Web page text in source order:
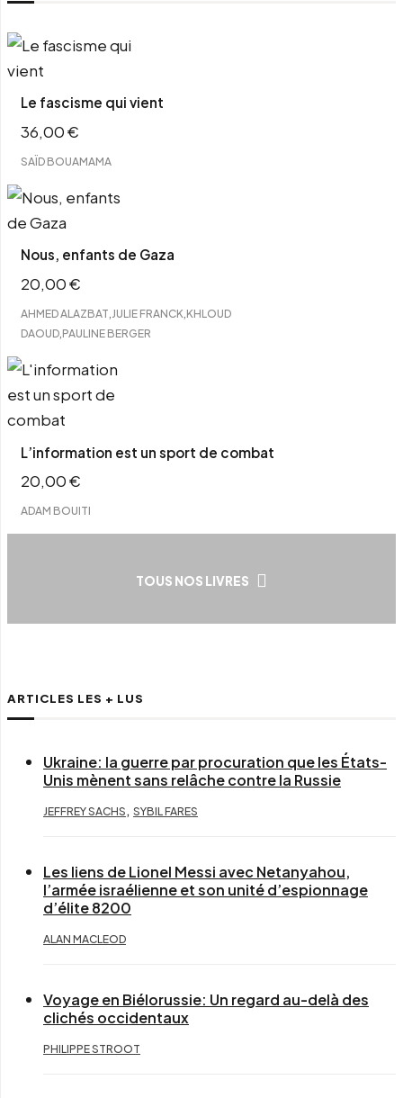
Le fascisme qui vient
36,00€
SAÏD BOUAMAMA
Nous, enfants de Gaza
20,00€
AHMED ALAZBAT JULIE FRANCK KHLOUD
DAOUD PAULINE BERGER
L’information est un sport de combat
20,00€
ADAM BOUITI
TOUS NOS LIVRES
ARTICLES LES + LUS
Ukraine: la guerre par procuration que les États-
Unis mènent sans relâche contre la Russie
JEFFREY SACHS , SYBIL FARES
Les liens de Lionel Messi avec Netanyahou,
l’armée israélienne et son unité d’espionnage
d’élite 8200
ALAN MACLEOD
Voyage en Biélorussie: Un regard au-delà des
clichés occidentaux
PHILIPPE STROOT